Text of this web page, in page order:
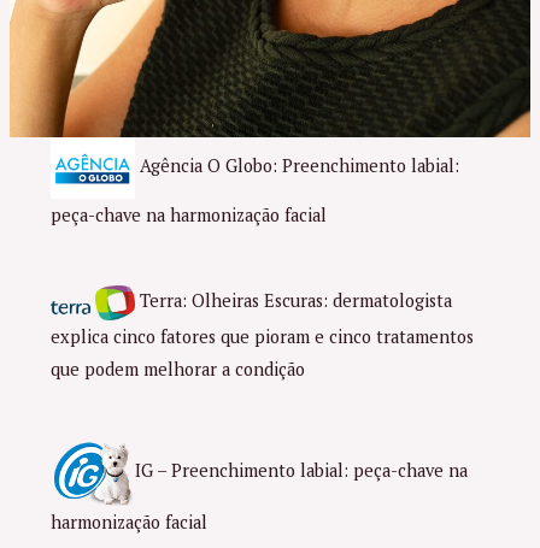
Agência O Globo: Preenchimento labial:
peça-chave na harmonização facial
Terra: Olheiras Escuras: dermatologista
explica cinco fatores que pioram e cinco tratamentos
que podem melhorar a condição
IG – Preenchimento labial: peça-chave na
harmonização facial